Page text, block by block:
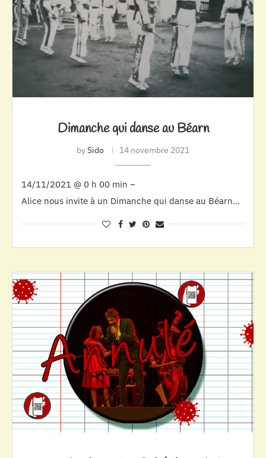
Dimanche qui danse au Béarn
bySido 14 novembre 2021
14/11/2021 @ 0 h 00 min –
Alice nous invite à un Dimanche qui danse au Béarn…